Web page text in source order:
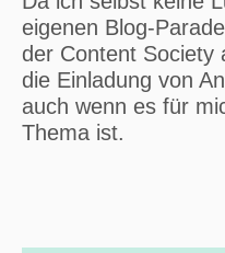
eigenen Blog-
der Content Society
die Einladung von
auch wenn es für
Thema ist.